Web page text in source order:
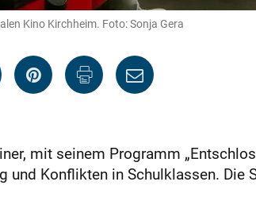
Kino Kirchheim. Foto: Sonja Gera
mit seinem Programm
Konflikten in Schulklassen. Die